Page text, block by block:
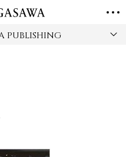
PUBLISHING